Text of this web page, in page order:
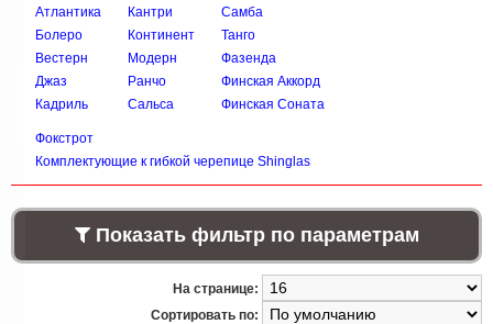
Атлантика
Болеро
Вестерн
Джаз
Кадриль
Кантри
Континент
Модерн
Ранчо
Сальса
Самба
Танго
Фазенда
Финская Аккорд
Финская Соната
Фокстрот
Комплектующие к гибкой черепице Shinglas
Показать фильтр по параметрам
На странице:
Сортировать по: